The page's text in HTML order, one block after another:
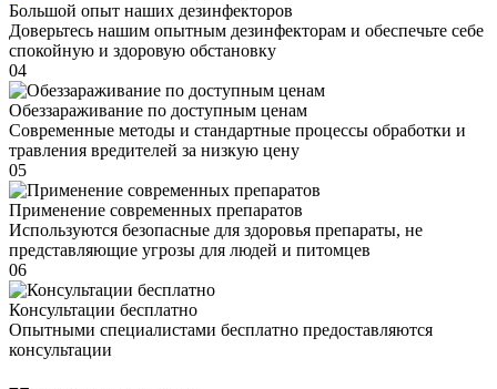
Большой опыт наших дезинфекторов
Доверьтесь нашим опытным дезинфекторам и обеспечьте себе
спокойную и здоровую обстановку
04
Обеззараживание по доступным ценам
Современные методы и стандартные процессы обработки и
травления вредителей за низкую цену
05
Применение современных препаратов
Используются безопасные для здоровья препараты, не
представляющие угрозы для людей и питомцев
06
Консультации бесплатно
Опытными специалистами бесплатно предоставляются
консультации